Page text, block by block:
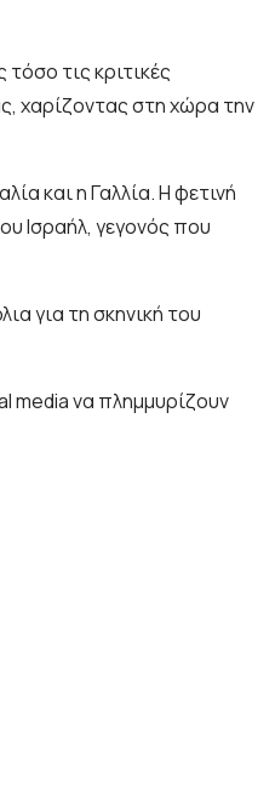
τις κριτικές
χαρίζοντας στη χώρα την
και η Γαλλία. Η φετινή
Ισραήλ, γεγονός που
για τη σκηνική του
media να πλημμυρίζουν